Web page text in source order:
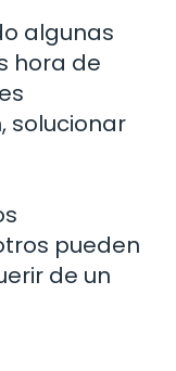
algunas
hora de
solucionar
pueden
de un